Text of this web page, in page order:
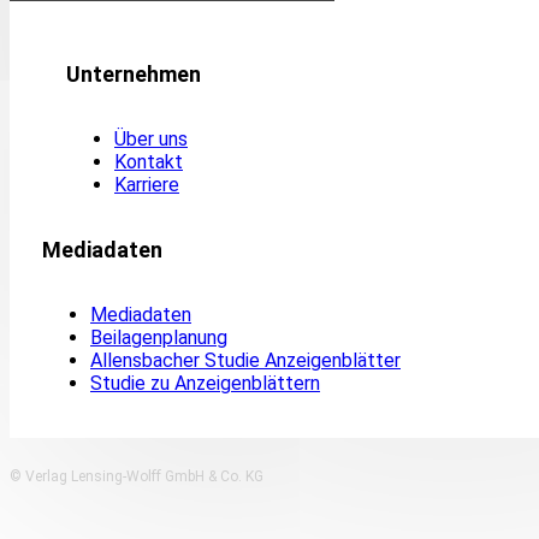
Unternehmen
Über uns
Kontakt
Karriere
Mediadaten
Mediadaten
Beilagenplanung
Allensbacher Studie Anzeigenblätter
Studie zu Anzeigenblättern
© Verlag Lensing-Wolff GmbH & Co. KG